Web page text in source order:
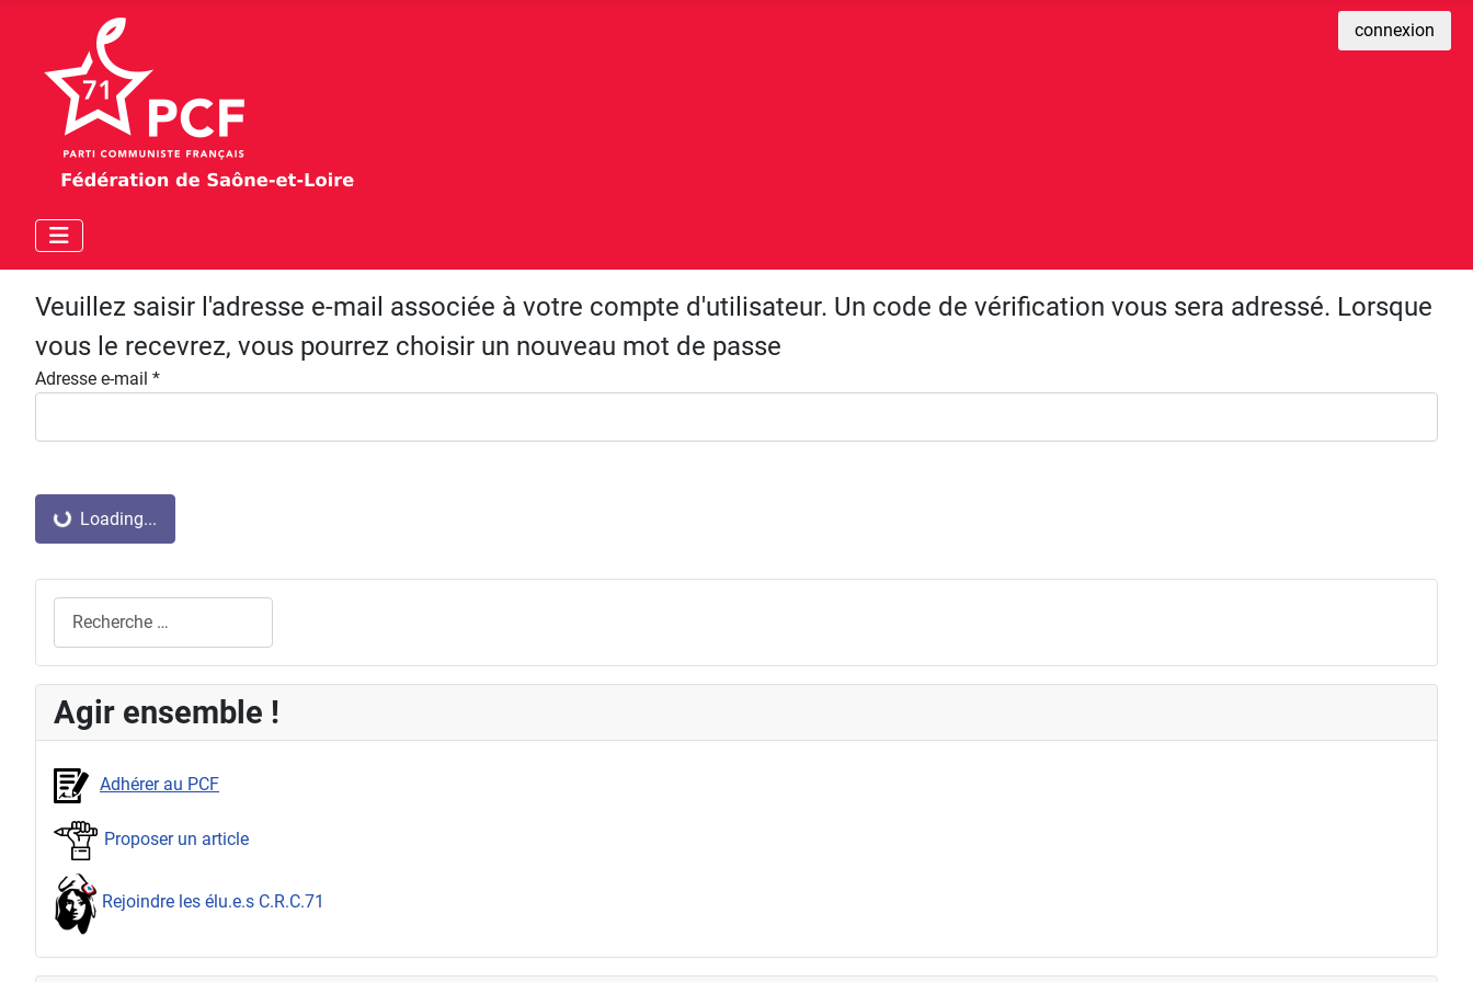
connexion
Veuillez saisir l'adresse e-mail associée à votre compte d'utilisateur. Un code de vérification vous sera adressé. Lorsque
vous le recevrez, vous pourrez choisir un nouveau mot de passe
Adresse e-mail *
Loading...
Agir ensemble !
Adhérer au PCF
Proposer un article
Rejoindre les élu.e.s C.R.C.71